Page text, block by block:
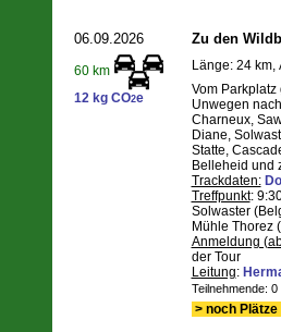
06.09.2026
60 km
12 kg CO2e
Zu den
Länge: 24 km,
Vom
Unwegen
Charneux,
Diane,
Statte,
Belleheid und
Trackdaten:
Treffpunkt:
Solwaster
Mühle Thorez
Anmeldung
der Tour
Leitung:
Teilnehmende:
> noch